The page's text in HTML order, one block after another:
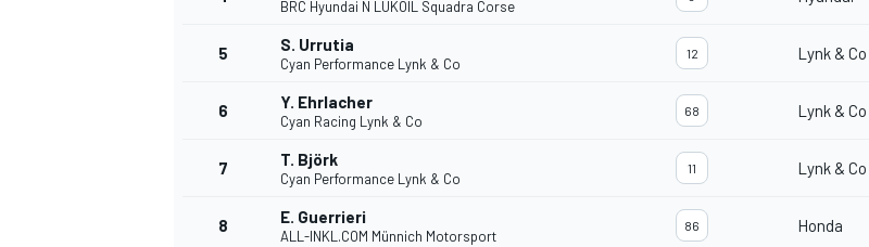
BRC Hyundai N LUKOIL Squadra Corse
5 S. Urrutia
Cyan Performance Lynk & Co
12 Lynk & Co
6 Y. Ehrlacher
Cyan Racing Lynk & Co
68 Lynk & Co
7 T. Björk
Cyan Performance Lynk & Co
11 Lynk & Co
8 E. Guerrieri
ALL-INKL.COM Münnich Motorsport
86 Honda